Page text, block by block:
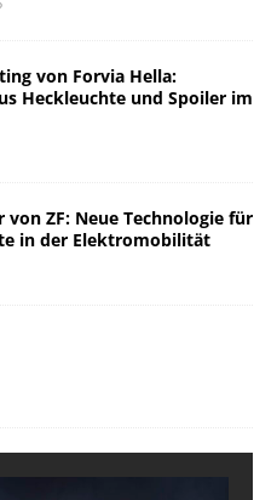
von Forvia Hella:
Heckleuchte und Spoiler im
von ZF: Neue Technologie für
in der Elektromobilität